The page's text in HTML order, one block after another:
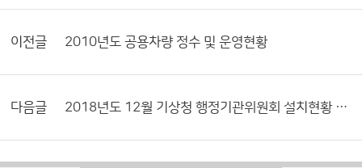
이전글 2010년도 공용차량 정수 및 운영현황
다음글 2018년도 12월 기상청 행정기관위원회 설치현황 및 활동내역서